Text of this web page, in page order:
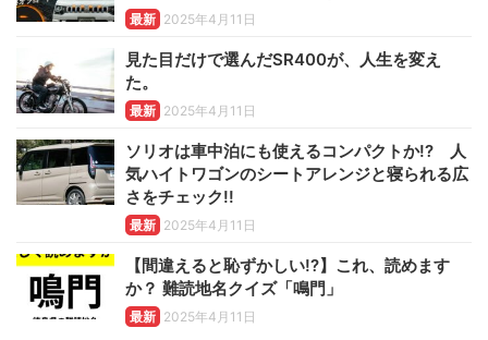
最新 2025年4月11日
見た目だけで選んだSR400が、人生を変え
た。
最新 2025年4月11日
ソリオは車中泊にも使えるコンパクトか!? 人
気ハイトワゴンのシートアレンジと寝られる広
さをチェック!!
最新 2025年4月11日
【間違えると恥ずかしい!?】これ、読めます
か？ 難読地名クイズ「鳴門」
最新 2025年4月11日